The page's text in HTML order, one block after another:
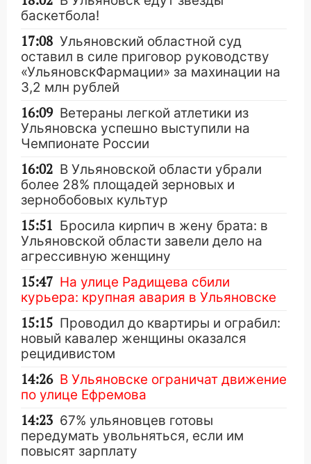
баскетбола!
17:08 Ульяновский областной суд
оставил в силе приговор руководству
«УльяновскФармации» за махинации на
3,2 млн рублей
16:09 Ветераны легкой атлетики из
Ульяновска успешно выступили на
Чемпионате России
16:02 В Ульяновской области убрали
более 28% площадей зерновых и
зернобобовых культур
15:51 Бросила кирпич в жену брата: в
Ульяновской области завели дело на
агрессивную женщину
15:47 На улице Радищева сбили
курьера: крупная авария в Ульяновске
15:15 Проводил до квартиры и ограбил:
новый кавалер женщины оказался
рецидивистом
14:26 В Ульяновске ограничат движение
по улице Ефремова
14:23 67% ульяновцев готовы
передумать увольняться, если им
повысят зарплату